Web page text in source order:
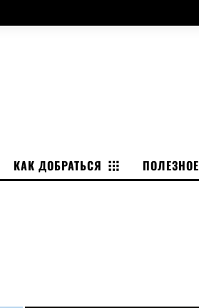
КАК ДОБРАТЬСЯ ПОЛЕЗНОЕ